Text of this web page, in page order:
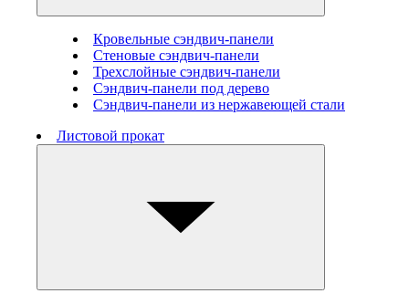
Кровельные сэндвич-панели
Стеновые cэндвич-панели
Трехслойные сэндвич-панели
Сэндвич-панели под дерево
Сэндвич-панели из нержавеющей стали
Листовой прокат